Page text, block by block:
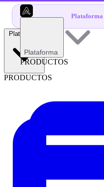
Plataforma
Plataforma
PRODUCTOS
Plataforma
PRODUCTOS